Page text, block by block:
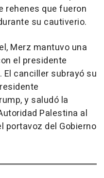
rehenes que fueron
su cautiverio.
Merz mantuvo una
el presidente
El canciller subrayó su
y saludó la
Palestina al
portavoz del Gobierno